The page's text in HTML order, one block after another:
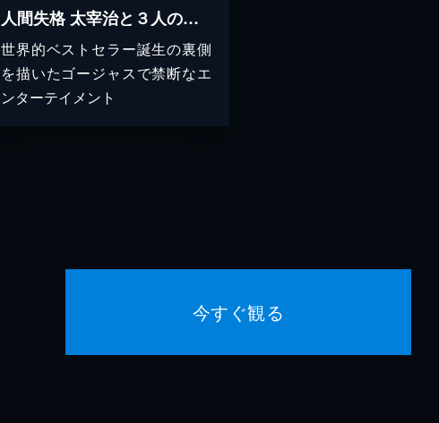
人間失格 太宰治と３人の女たち
世界的ベストセラー誕生の裏側
を描いたゴージャスで禁断なエ
ンターテイメント
今すぐ観る